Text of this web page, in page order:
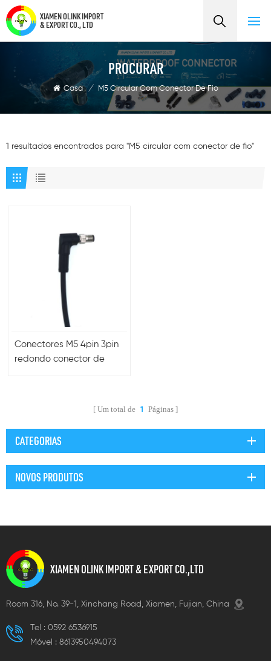
XIAMEN OLINK IMPORT
& EXPORT CO., LTD
PROCURAR
Casa / M5 Circular Com Conector De Fio
1 resultados encontrados para "M5 circular com conector de fio"
Conectores M5 4pin 3pin
redondo conector de
Um total de 1 Páginas
CATEGORIAS
NOVOS PRODUTOS
XIAMEN OLINK IMPORT & EXPORT CO.,LTD
Room 316, No. 39-1, Xinchang Road, Xiamen, Fujian, China
Tel : 0592 6536915
Móvel : 8613950494073